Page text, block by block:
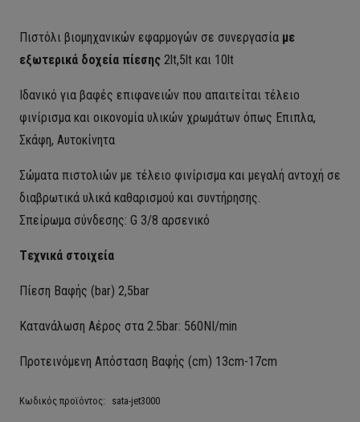
Πιστόλι βιομηχανικών εφαρμογών σε συνεργασία με
εξωτερικά δοχεία πίεσης 2lt,5lt και 10lt
Ιδανικό για βαφές επιφανειών που απαιτείται τέλειο
φινίρισμα και οικονομία υλικών χρωμάτων όπως Επιπλα,
Σκάφη, Αυτοκίνητα
Σώματα πιστολιών με τέλειο φινίρισμα και μεγαλή αντοχή σε
διαβρωτικά υλικά καθαρισμού και συντήρησης.
Σπείρωμα σύνδεσης: G 3/8 αρσενικό
Tεχνικά στοιχεία
Πίεση Βαφής (bar) 2,5bar
Κατανάλωση Αέρος στα 2.5bar: 560ΝΙ/min
Προτεινόμενη Απόσταση Βαφής (cm) 13cm-17cm
Κωδικός προϊόντος: sata-jet3000